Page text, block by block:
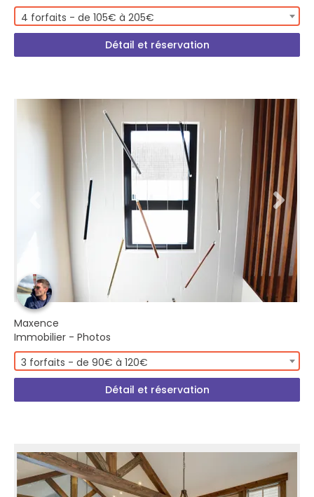
4 forfaits - de 105€ à 205€
Détail et réservation
Maxence
Immobilier - Photos
3 forfaits - de 90€ à 120€
Détail et réservation